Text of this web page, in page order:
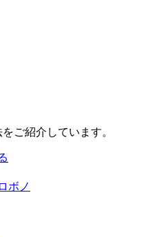
ご紹介しています。
ボノ